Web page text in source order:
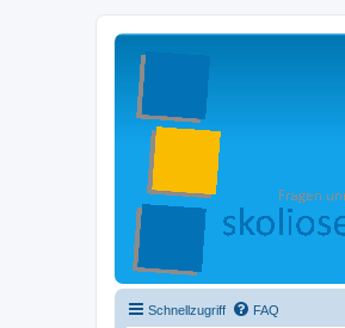
Schnellzugriff FAQ